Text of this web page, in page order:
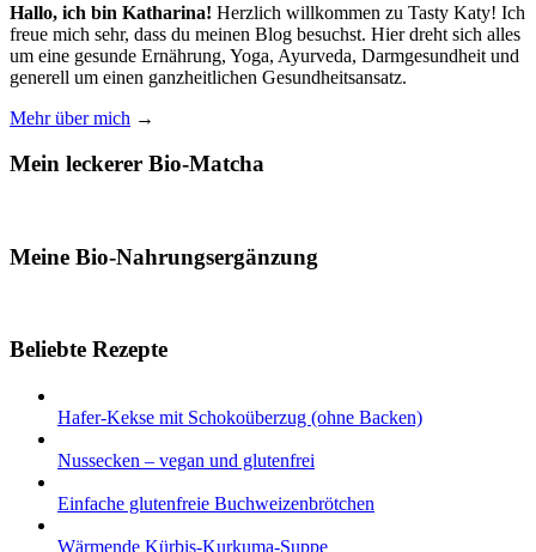
Hallo, ich bin Katharina! Herzlich willkommen zu Tasty Katy! Ich
freue mich sehr, dass du meinen Blog besuchst. Hier dreht sich alles
um eine gesunde Ernährung, Yoga, Ayurveda, Darmgesundheit und
generell um einen ganzheitlichen Gesundheitsansatz.
Mehr über mich →
Mein leckerer Bio-Matcha
Meine Bio-Nahrungsergänzung
Beliebte Rezepte
Hafer-Kekse mit Schokoüberzug (ohne Backen)
Nussecken – vegan und glutenfrei
Einfache glutenfreie Buchweizenbrötchen
Wärmende Kürbis-Kurkuma-Suppe